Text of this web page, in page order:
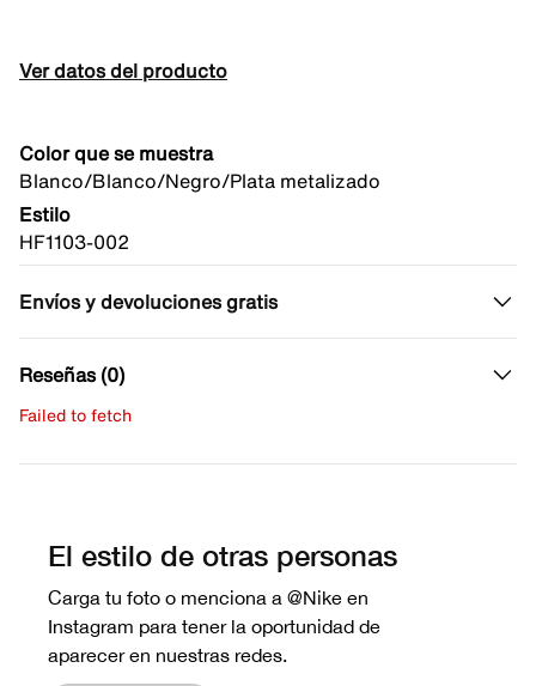
Ver datos del producto
Color que se muestra
Blanco/Blanco/Negro/Plata metalizado
Estilo
HF1103-002
Envíos y devoluciones gratis
Reseñas (0)
Failed to fetch